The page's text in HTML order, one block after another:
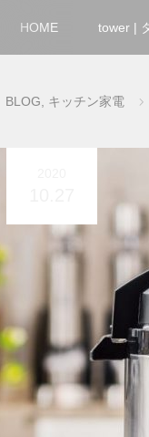
HOME tower |
BLOG キッチン家電